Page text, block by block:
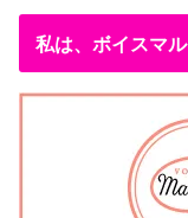
私は、ボイスマ